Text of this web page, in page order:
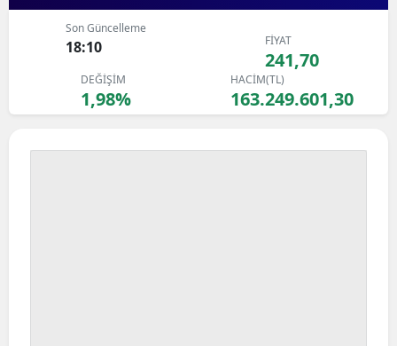
Son Güncelleme
18:10 FİYAT
241,70
DEĞİŞİM
1,98%
HACİM(TL)
163.249.601,30